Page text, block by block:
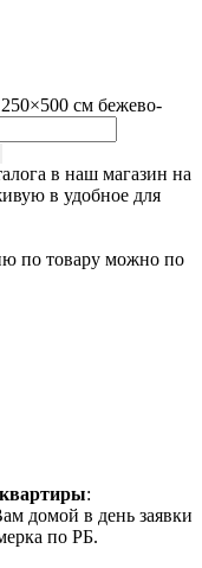
см бежево-
в наш магазин на
в удобное для
по товару можно по
:
домой в день заявки
по РБ.